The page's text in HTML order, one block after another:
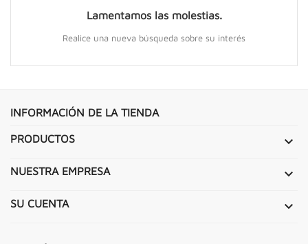
Lamentamos las molestias.
Realice una nueva búsqueda sobre su interés
INFORMACIÓN DE LA TIENDA
PRODUCTOS 
NUESTRA EMPRESA 
SU CUENTA 